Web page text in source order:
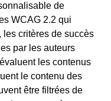
de
WCAG 2.2 qui
les critères de succès
par les auteurs
les contenus
le contenu des
être filtrées de